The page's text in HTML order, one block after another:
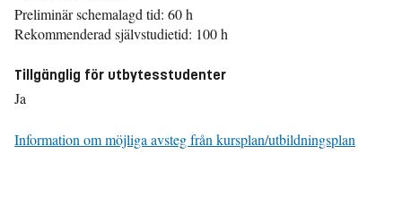
Preliminär schemalagd tid: 60 h
Rekommenderad självstudietid: 100 h
Tillgänglig för utbytesstudenter
Ja
Information om möjliga avsteg från kursplan/utbildningsplan